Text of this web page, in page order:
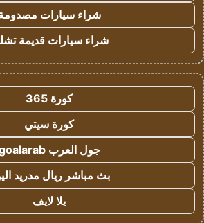
شراء سيارات
شراء سيارات قديمة
كورة 365
كورة سيتي
جول العرب goalarab
بث مباشر ريال مدريد
يلا لايف